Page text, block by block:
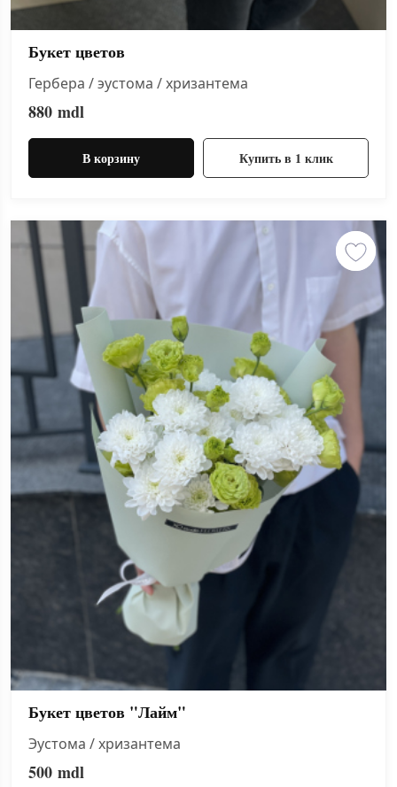
Букет цветов
Гербера / эустома / хризантема
880 mdl
В корзину Купить в 1 клик
Букет цветов "Лайм"
Эустома / хризантема
500 mdl